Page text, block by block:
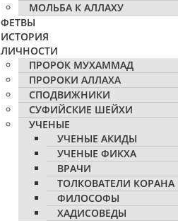
МОЛЬБА К АЛЛАХУ
ФЕТВЫ
ИСТОРИЯ
ЛИЧНОСТИ
ПРОРОК МУХАММАД
ПРОРОКИ АЛЛАХА
СПОДВИЖНИКИ
СУФИЙСКИЕ ШЕЙХИ
УЧЕНЫЕ
УЧЕНЫЕ АКИДЫ
УЧЕНЫЕ ФИКХА
ВРАЧИ
ТОЛКОВАТЕЛИ КОРАНА
ФИЛОСОФЫ
ХАДИСОВЕДЫ